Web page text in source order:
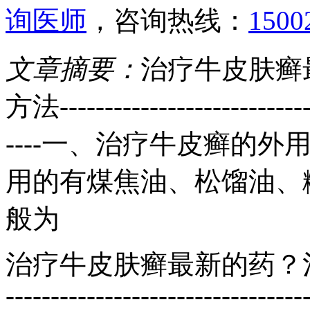
询医师 ，咨询热线：
文章摘要： 治疗牛皮肤
方法
----一、治疗牛皮癣的外
用的有煤焦油、松馏油
般为
治疗牛皮肤癣最新的药